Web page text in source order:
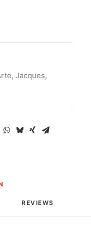
, Jacques,
REVIEWS